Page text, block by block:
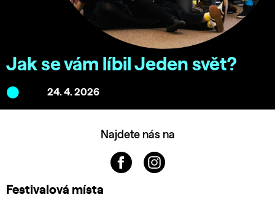
Jak se vám líbil Jeden svět?
24. 4. 2026
Najdete nás na
Festivalová místa